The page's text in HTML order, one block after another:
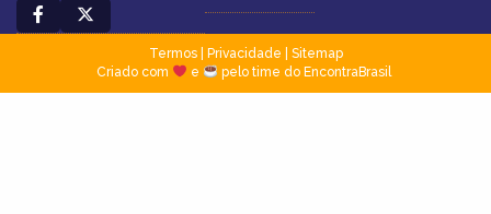
Termos| Privacidade
Sitemap
Criado com
e pelo time do EncontraBrasil